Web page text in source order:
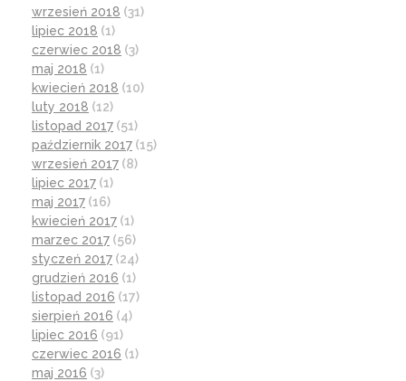
wrzesień 2018 (31)
lipiec 2018 (1)
czerwiec 2018 (3)
maj 2018 (1)
kwiecień 2018 (10)
luty 2018 (12)
listopad 2017 (51)
październik 2017 (15)
wrzesień 2017 (8)
lipiec 2017 (1)
maj 2017 (16)
kwiecień 2017 (1)
marzec 2017 (56)
styczeń 2017 (24)
grudzień 2016 (1)
listopad 2016 (17)
sierpień 2016 (4)
lipiec 2016 (91)
czerwiec 2016 (1)
maj 2016 (3)